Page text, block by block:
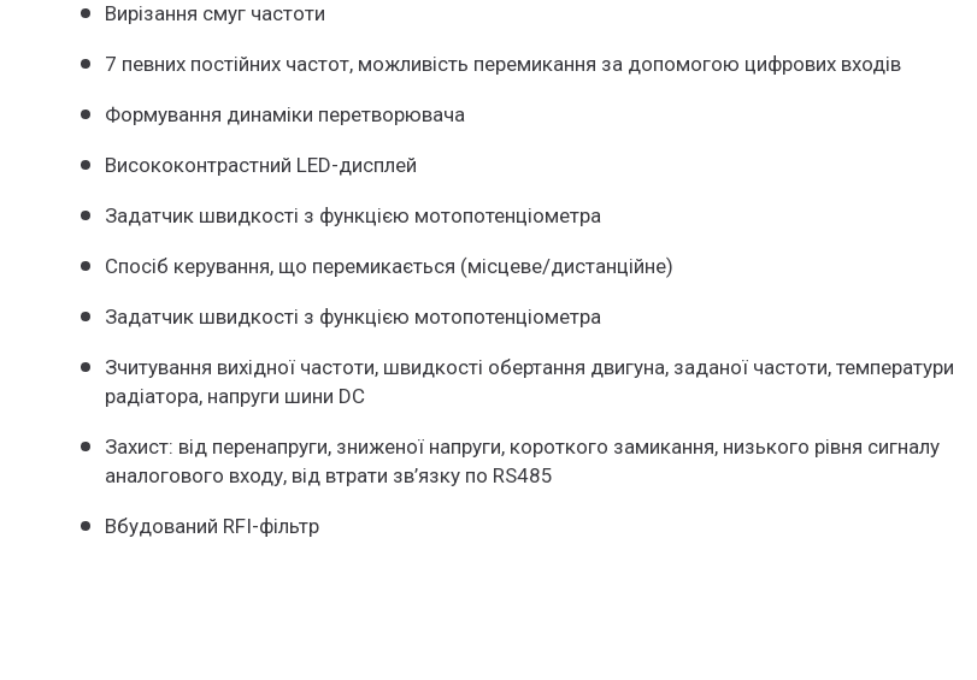
Вирізання смуг частоти
7 певних постійних частот, можливість перемикання за допомогою цифрових входів
Формування динаміки перетворювача
Висококонтрастний LED-дисплей
Задатчик швидкості з функцією мотопотенціометра
Спосіб керування, що перемикається (місцеве/дистанційне)
Задатчик швидкості з функцією мотопотенціометра
Зчитування вихідної частоти, швидкості обертання двигуна, заданої частоти, температури
радіатора, напруги шини DC
Захист: від перенапруги, зниженої напруги, короткого замикання, низького рівня сигналу
аналогового входу, від втрати зв’язку по RS485
Вбудований RFI-фільтр